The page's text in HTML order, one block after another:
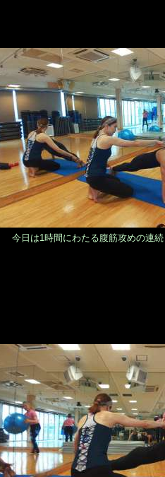
は1時間にわたる腹筋攻めの連続